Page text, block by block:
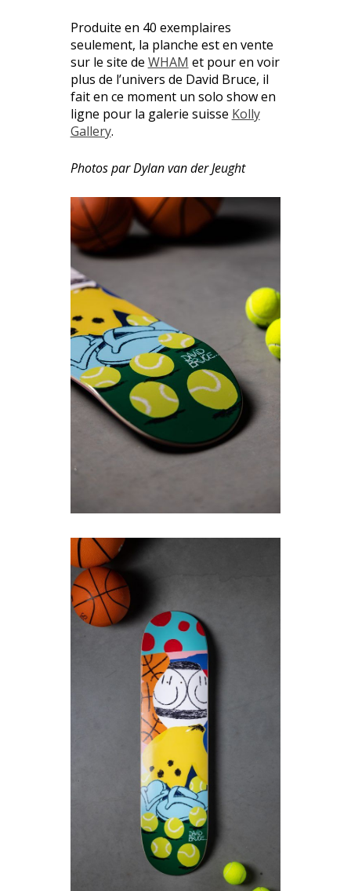
Produite en 40 exemplaires
seulement, la planche est en vente
sur le site de WHAM et pour en voir
plus de l’univers de David Bruce, il
fait en ce moment un solo show en
ligne pour la galerie suisse Kolly
Gallery.
Photos par Dylan van der Jeught